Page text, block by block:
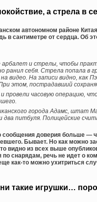
а стрела в
автономном районе
в сантиметре от сердца. Об
и стрелы, чтобы
ранил себя. Стрела попала в
видео. На записи видно, как
этом, пострадавший
провели часовую операцию,
города Адамс, штат
два питбуля. Полицейские
сообщения доверия больше —
Бывает. Но как можно
видно из всех выше
снарядам, речь не идет о
как-то можно ухитриться
такие игрушки…